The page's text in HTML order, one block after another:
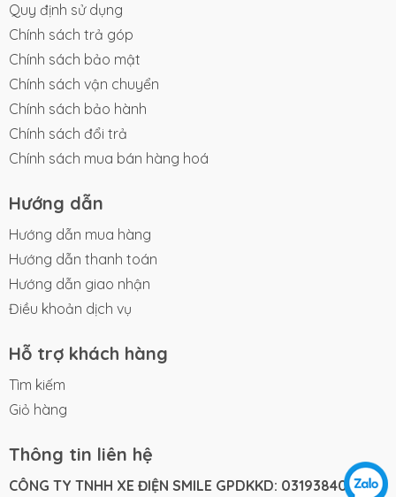
Quy định sử dụng
Chính sách trả góp
Chính sách bảo mật
Chính sách vận chuyển
Chính sách bảo hành
Chính sách đổi trả
Chính sách mua bán hàng hoá
Hướng dẫn
Hướng dẫn mua hàng
Hướng dẫn thanh toán
Hướng dẫn giao nhận
Điều khoản dịch vụ
Hỗ trợ khách hàng
Tìm kiếm
Giỏ hàng
Thông tin liên hệ
CÔNG TY TNHH XE ĐIỆN SMILE GPDKKD: 0319384061 do